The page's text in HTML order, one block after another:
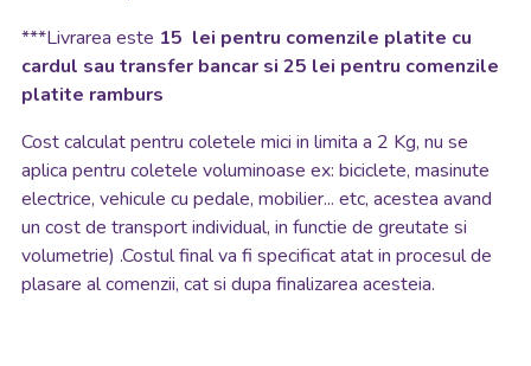
***Livrarea este 15 lei pentru comenzile platite cu
cardul sau transfer bancar si 25 lei pentru comenzile
platite ramburs
Cost calculat pentru coletele mici in limita a 2 Kg, nu se
aplica pentru coletele voluminoase ex: biciclete, masinute
electrice, vehicule cu pedale, mobilier... etc, acestea avand
un cost de transport individual, in functie de greutate si
volumetrie) .Costul final va fi specificat atat in procesul de
plasare al comenzii, cat si dupa finalizarea acesteia.